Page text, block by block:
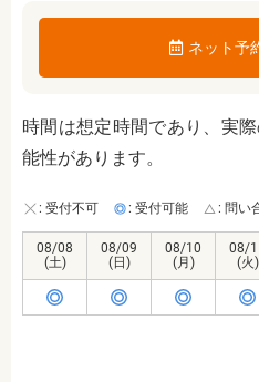
ネット予
時間は想定時間であり、実
能性があります。
: 受付不可 : 受付可能 : 問い
08/08
(土)
08/09
(日)
08/10
(月)
08/
(火)